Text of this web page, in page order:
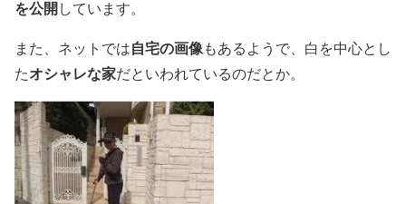
を公開しています。
また、ネットでは自宅の画像もあるようで、白を中心とし
たオシャレな家だといわれているのだとか。